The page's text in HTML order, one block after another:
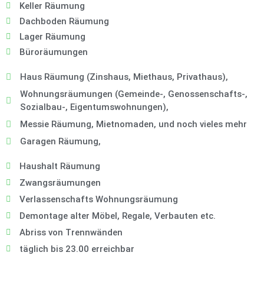
Keller Räumung
Dachboden Räumung
Lager Räumung
Büroräumungen
Haus Räumung (Zinshaus, Miethaus, Privathaus),
Wohnungsräumungen (Gemeinde-, Genossenschafts-,
Sozialbau-, Eigentumswohnungen),
Messie Räumung, Mietnomaden, und noch vieles mehr
Garagen Räumung,
Haushalt Räumung
Zwangsräumungen
Verlassenschafts Wohnungsräumung
Demontage alter Möbel, Regale, Verbauten etc.
Abriss von Trennwänden
täglich bis 23.00 erreichbar